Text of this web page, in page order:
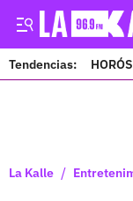
Tendencias:
La Kalle /